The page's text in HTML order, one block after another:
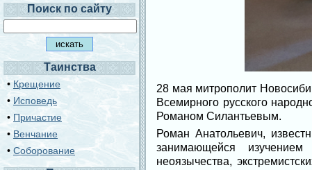
28 мая митрополит
Всемирного русского
Романом Силантьевым.
Роман Анатольевич,
занимающейся изучением
неоязычества,
Поиск по сайту
Таинства
• Крещение
• Исповедь
• Причастие
• Венчание
• Соборование